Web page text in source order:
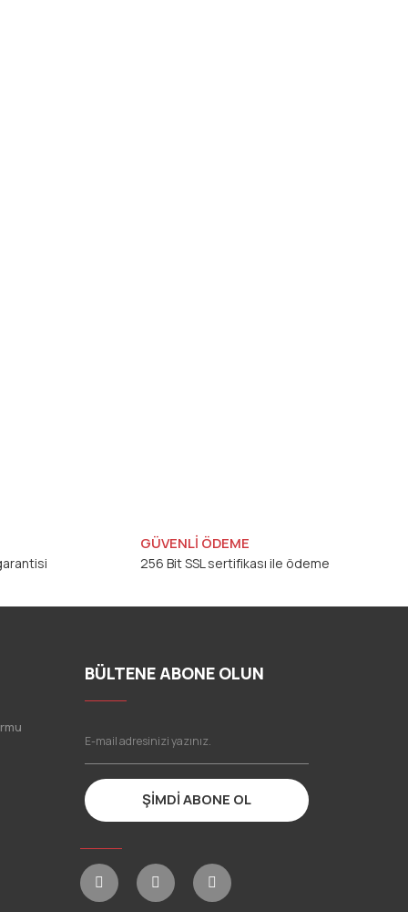
GÜVENLİ ÖDEME
256 Bit SSL sertifikası ile ödeme
BÜLTENE ABONE OLUN
ŞİMDİ ABONE OL